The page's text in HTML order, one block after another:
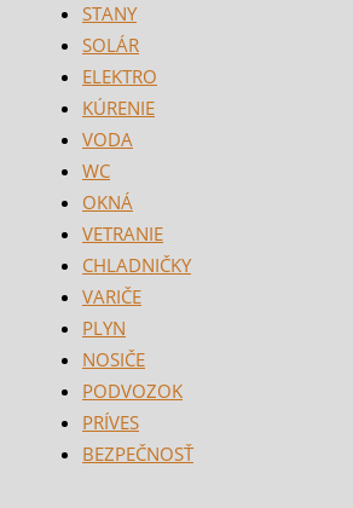
STANY
SOLÁR
ELEKTRO
KÚRENIE
VODA
WC
OKNÁ
VETRANIE
CHLADNIČKY
VARIČE
PLYN
NOSIČE
PODVOZOK
PRÍVES
BEZPEČNOSŤ